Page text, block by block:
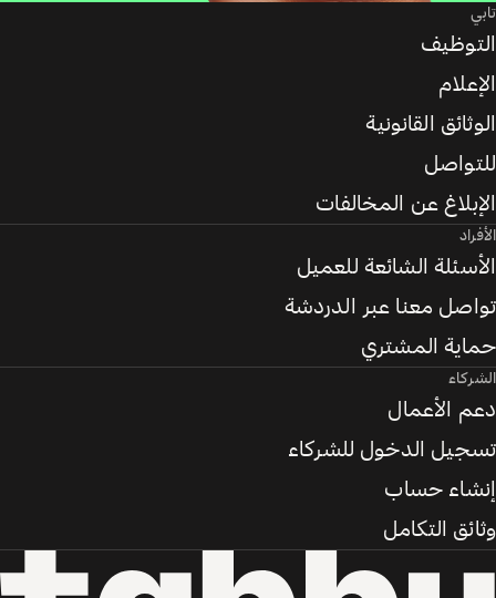
تابي
التوظيف
الإعلام
الوثائق القانونية
للتواصل
الإبلاغ عن المخالفات
الأفراد
الأسئلة الشائعة للعميل
تواصل معنا عبر الدردشة
حماية المشتري
الشركاء
دعم الأعمال
تسجيل الدخول للشركاء
إنشاء حساب
وثائق التكامل